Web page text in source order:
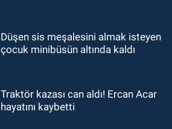
Düşen sis meşalesini almak isteyen
çocuk minibüsün altında kaldı
Traktör kazası can aldı! Ercan Acar
hayatını kaybetti